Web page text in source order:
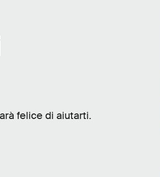
felice di aiutarti.